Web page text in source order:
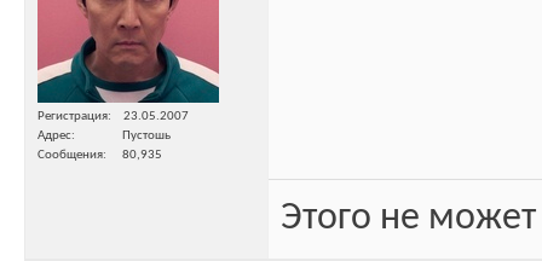
Регистрация
23.05.2007
Адрес
Пустошь
Сообщения
80,935
Этого не